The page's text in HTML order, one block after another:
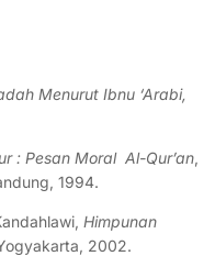
Menurut Ibnu ‘Arabi,
: Pesan Moral Al-Qur’an,
1994.
Himpunan
2002.